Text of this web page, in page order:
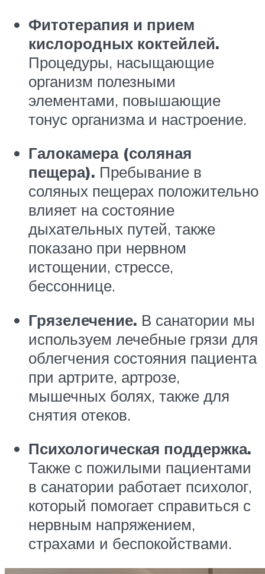
Фитотерапия и прием
кислородных коктейлей.
Процедуры, насыщающие
организм полезными
элементами, повышающие
тонус организма и настроение.
Галокамера (соляная
пещера). Пребывание в
соляных пещерах положительно
влияет на состояние
дыхательных путей, также
показано при нервном
истощении, стрессе,
бессоннице.
Грязелечение. В санатории мы
используем лечебные грязи для
облегчения состояния пациента
при артрите, артрозе,
мышечных болях, также для
снятия отеков.
Психологическая поддержка.
Также с пожилыми пациентами
в санатории работает психолог,
который помогает справиться с
нервным напряжением,
страхами и беспокойствами.